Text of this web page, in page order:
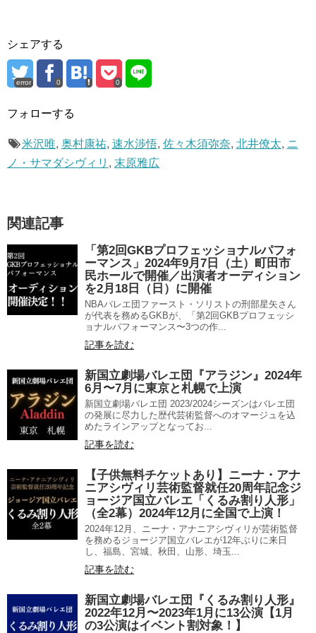
シェアする
error 0 0
フォローする
米沢唯, 奥村康祐, 速水渉悟, 佐々木須弥奈, 北井僚太, ニ
ノ・サマダシヴィリ , 末原雅広
関連記事
「第2回GKBプロフェッショナルパフォ
ーマンス」2024年9月7日（土）町田市
民ホールで開催／出演者オーディション
を2月18日（日）に開催
NBAバレエ団ファースト・ソリストの刑部星矢さん
が代表を務めるGKBが、「第2回GKBプロフェッシ
ョナルパフォーマンス〜3つの作...
記事を読む
新国立劇場バレエ団『アラジン』2024年
6月〜7月に東京と札幌で上演
新国立劇場バレエ団 2023/2024シーズンはバレエ団
の発展に尽力した歴代芸術監督へのオマージュを込
めたラインアップとなってお...
記事を読む
【子供無料チケットあり】ニーナ・アナ
ニアシヴィリ芸術監督就任20周年記念ジ
ョージア国立バレエ「くるみ割り人形」
（全2幕）2024年12月に全国で上演！
2024年12月、ニーナ・アナニアシヴィリが芸術監督
を務めるジョージア国立バレエが12年ぶりに来日
し、福島、宮城、秋田、山形、埼玉...
記事を読む
新国立劇場バレエ団『くるみ割り人形』
2022年12月〜2023年1月に13公演【1月
の3公演はイベント割対象！】